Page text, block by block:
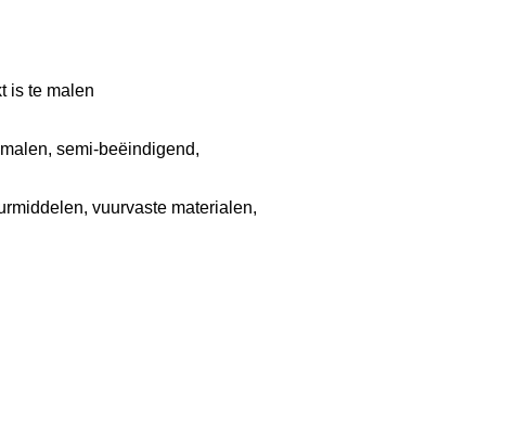
is te malen
semi-beëindigend,
vuurvaste materialen,